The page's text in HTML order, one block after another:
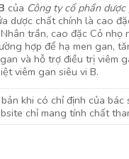
của Công ty cổ phần dược
dược chất chính là cao
trần, cao đặc Cỏ nhọ
hợp để hạ men gan,
và hỗ trợ điều trị viêm
viêm gan siêu vi B.
khi có chỉ định của bác
chỉ mang tính chất